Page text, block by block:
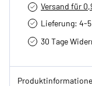
Versand für
Lieferung: 4-
30 Tage